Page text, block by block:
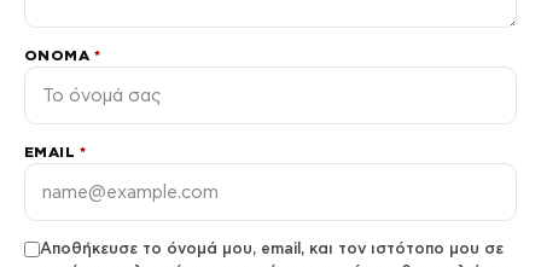
ΌΝΟΜΑ *
EMAIL *
Αποθήκευσε το όνομά μου, email, και τον ιστότοπο μου σε